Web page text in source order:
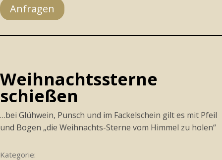
Anfragen
Weihnachtssterne
schießen
…bei Glühwein, Punsch und im Fackelschein gilt es mit Pfeil
und Bogen „die Weihnachts-Sterne vom Himmel zu holen“
Kategorie: